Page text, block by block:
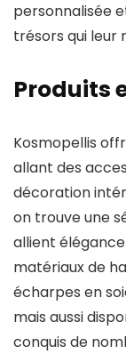
personnalisée
trésors qui leur
Produits
Kosmopellis
allant des
décoration
on trouve une
allient
matériaux de
écharpes en
mais aussi
conquis de